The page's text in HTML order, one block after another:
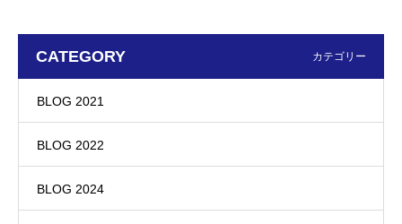
CATEGORY カテゴリー
BLOG 2021
BLOG 2022
BLOG 2024